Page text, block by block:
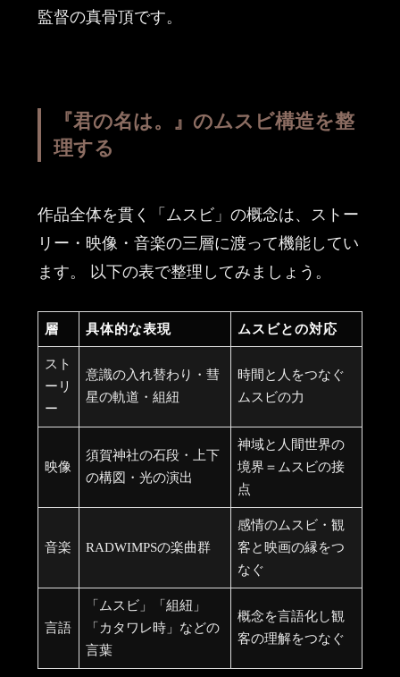
監督の真骨頂です。
『君の名は。』のムスビ構造を整
理する
作品全体を貫く「ムスビ」の概念は、ストー
リー・映像・音楽の三層に渡って機能してい
ます。 以下の表で整理してみましょう。
層 具体的な表現 ムスビとの対応
スト
ーリ
ー
意識の入れ替わり・彗
星の軌道・組紐
時間と人をつなぐ
ムスビの力
映像
須賀神社の石段・上下
の構図・光の演出
神域と人間世界の
境界＝ムスビの接
点
音楽 RADWIMPSの楽曲群
感情のムスビ・観
客と映画の縁をつ
なぐ
言語
「ムスビ」「組紐」
「カタワレ時」などの
言葉
概念を言語化し観
客の理解をつなぐ